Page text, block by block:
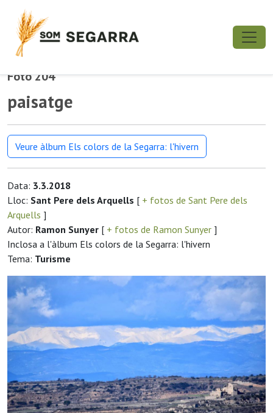
Foto 204
paisatge
Veure àlbum Els colors de la Segarra: l'hivern
Data: 3.3.2018
Lloc: Sant Pere dels Arquells [ + fotos de Sant Pere dels
Arquells ]
Autor: Ramon Sunyer [ + fotos de Ramon Sunyer ]
Inclosa a l'àlbum Els colors de la Segarra: l'hivern
Tema: Turisme